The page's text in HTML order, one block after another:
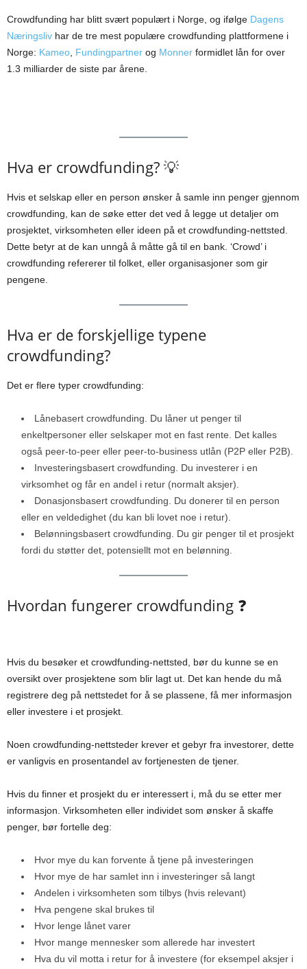
Crowdfunding har blitt svært populært i Norge, og ifølge Dagens
Næringsliv har de tre mest populære crowdfunding plattformene i
Norge: Kameo Fundingpartner og Monner formidlet lån for over
1.3 milliarder de siste par årene.
Hva er crowdfunding? 💡
Hvis et selskap eller en person ønsker å samle inn penger gjennom
crowdfunding, kan de søke etter det ved å legge ut detaljer om
prosjektet, virksomheten eller ideen på et crowdfunding-nettsted.
Dette betyr at de kan unngå å måtte gå til en bank. ‘Crowd’ i
crowdfunding refererer til folket, eller organisasjoner som gir
pengene.
Hva er de forskjellige typene
crowdfunding?
Det er flere typer crowdfunding:
Lånebasert crowdfunding. Du låner ut penger til
enkeltpersoner eller selskaper mot en fast rente. Det kalles
også peer-to-peer eller peer-to-business utlån (P2P eller P2B).
Investeringsbasert crowdfunding. Du investerer i en
virksomhet og får en andel i retur (normalt aksjer).
Donasjonsbasert crowdfunding. Du donerer til en person
eller en veldedighet (du kan bli lovet noe i retur).
Belønningsbasert crowdfunding. Du gir penger til et prosjekt
fordi du støtter det, potensiellt mot en belønning.
Hvordan fungerer crowdfunding ❓
Hvis du besøker et crowdfunding-nettsted, bør du kunne se en
oversikt over prosjektene som blir lagt ut. Det kan hende du må
registrere deg på nettstedet for å se plassene, få mer informasjon
eller investere i et prosjekt.
Noen crowdfunding-nettsteder krever et gebyr fra investorer, dette
er vanligvis en prosentandel av fortjenesten de tjener.
Hvis du finner et prosjekt du er interessert i, må du se etter mer
informasjon. Virksomheten eller individet som ønsker å skaffe
penger, bør fortelle deg:
Hvor mye du kan forvente å tjene på investeringen
Hvor mye de har samlet inn i investeringer så langt
Andelen i virksomheten som tilbys (hvis relevant)
Hva pengene skal brukes til
Hvor lenge lånet varer
Hvor mange mennesker som allerede har investert
Hva du vil motta i retur for å investere (for eksempel aksjer i